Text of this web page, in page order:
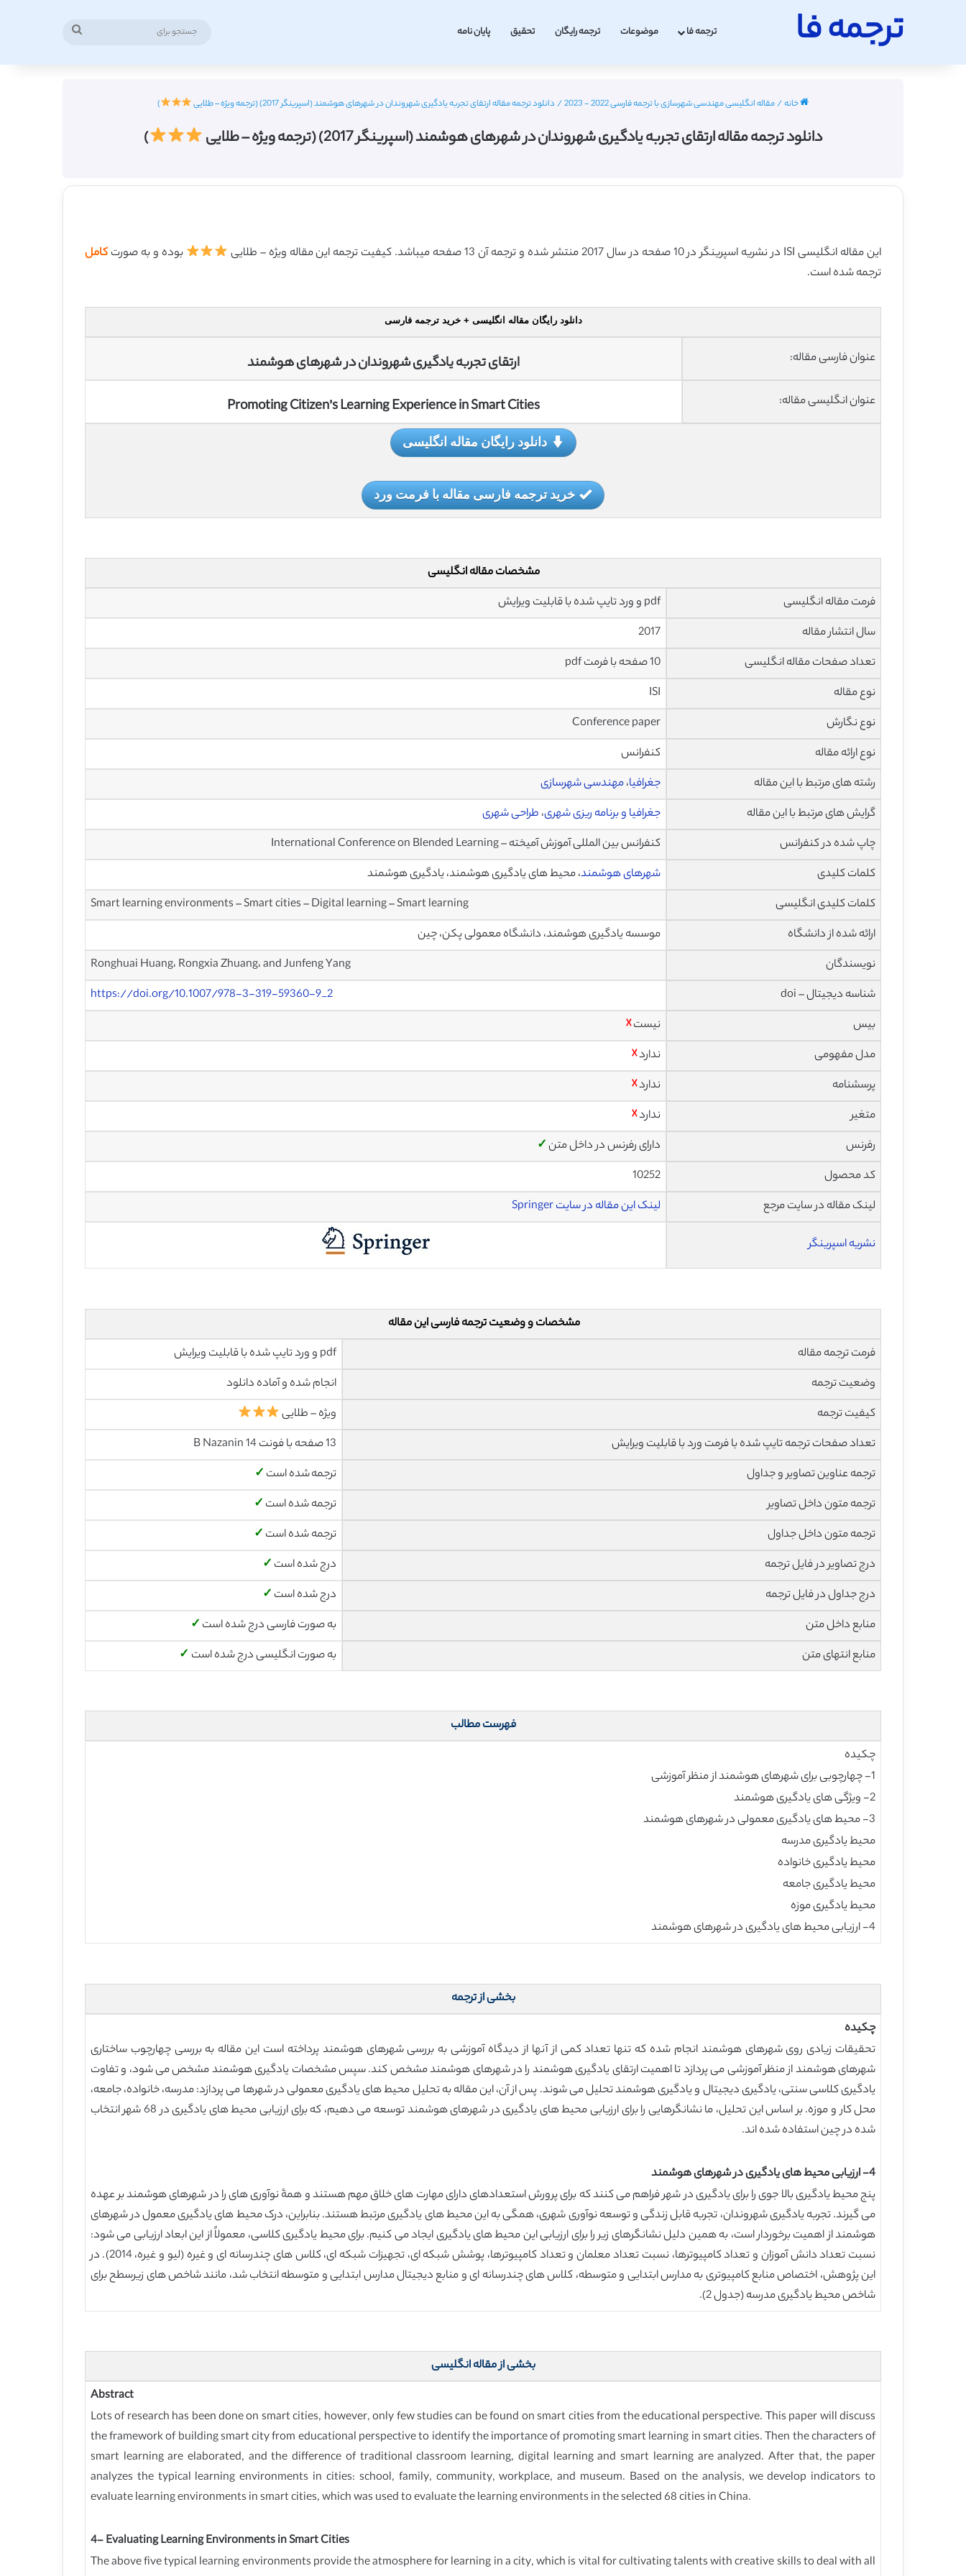
ترجمه فا ترجمه فا موضوعات ترجمه رایگان تحقیق پایان نامه
خانه/مقاله انگلیسی مهندسی شهرسازی با ترجمه فارسی 2022 - 2023 / دانلود ترجمه مقاله ارتقای تجربه یادگیری شهروندان در شهرهای هوشمند (اسپرینگر 2017) (ترجمه ویژه – طلایی )
دانلود ترجمه مقاله ارتقای تجربه یادگیری شهروندان در شهرهای هوشمند (اسپرینگر 2017) (ترجمه ویژه – طلایی )
این مقاله انگلیسی ISI در نشریه اسپرینگر در 10 صفحه در سال 2017 منتشر شده و ترجمه آن 13 صفحه میباشد. کیفیت ترجمه این مقاله ویژه – طلایی بوده و به صورت کامل
ترجمه شده است.
دانلود رایگان مقاله انگلیسی + خرید ترجمه فارسی
عنوان فارسی مقاله: ارتقای تجربه یادگیری شهروندان در شهرهای هوشمند
عنوان انگلیسی مقاله: Promoting Citizen’s Learning Experience in Smart Cities
دانلود رایگان مقاله انگلیسی
خرید ترجمه فارسی مقاله با فرمت ورد
مشخصات مقاله انگلیسی
فرمت مقاله انگلیسی
pdf و ورد تایپ شده با قابلیت ویرایش
سال انتشار مقاله
2017
تعداد صفحات مقاله انگلیسی
10 صفحه با فرمت pdf
نوع مقاله
ISI
نوع نگارش
Conference paper
نوع ارائه مقاله
کنفرانس
رشته های مرتبط با این مقاله
جغرافیا،مهندسی شهرسازی
گرایش های مرتبط با این مقاله
جغرافیا و برنامه ریزی شهری، طراحی شهری
چاپ شده در کنفرانس
کنفرانس بین المللی آموزش آمیخته – International Conference on Blended Learning
کلمات کلیدی
شهرهای هوشمند، محیط های یادگیری هوشمند، یادگیری هوشمند
کلمات کلیدی انگلیسی
Smart learning environments – Smart cities – Digital learning – Smart learning
ارائه شده از دانشگاه
موسسه یادگیری هوشمند، دانشگاه معمولی پکن، چین
نویسندگان
Ronghuai Huang، Rongxia Zhuang، and Junfeng Yang
شناسه دیجیتال – doi
https://doi.org/10.1007/978-3-319-59360-9_2
بیس
نیست☓
مدل مفهومی
ندارد☓
پرسشنامه
ندارد☓
متغیر
ندارد☓
رفرنس
دارای رفرنس در داخل متن✓
کد محصول
10252
لینک مقاله در سایت مرجع
لینک این مقاله در سایت Springer
نشریه اسپرینگر
مشخصات و وضعیت ترجمه فارسی این مقاله
فرمت ترجمه مقاله
pdf و ورد تایپ شده با قابلیت ویرایش
وضعیت ترجمه
انجام شده و آماده دانلود
کیفیت ترجمه
ویژه – طلایی
تعداد صفحات ترجمه تایپ شده با فرمت ورد با قابلیت ویرایش
13 صفحه با فونت 14 B Nazanin
ترجمه عناوین تصاویر و جداول
ترجمه شده است ✓
ترجمه متون داخل تصاویر
ترجمه شده است ✓
ترجمه متون داخل جداول
ترجمه شده است ✓
درج تصاویر در فایل ترجمه
درج شده است ✓
درج جداول در فایل ترجمه
درج شده است ✓
منابع داخل متن
به صورت فارسی درج شده است ✓
منابع انتهای متن
به صورت انگلیسی درج شده است ✓
فهرست مطالب
چکیده
1- چهارچوبی برای شهرهای هوشمند از منظر آموزشی
2- ویژگی های یادگیری هوشمند
3- محیط های یادگیری معمولی در شهرهای هوشمند
محیط یادگیری مدرسه
محیط یادگیری خانواده
محیط یادگیری جامعه
محیط یادگیری موزه
4- ارزیابی محیط های یادگیری در شهرهای هوشمند
بخشی از ترجمه
چکیده
تحقیقات زیادی روی شهرهای هوشمند انجام شده که تنها تعداد کمی از آنها از دیدگاه آموزشی به بررسی شهرهای هوشمند پرداخته است این مقاله به بررسی چهارچوب ساختاری
شهرهای هوشمند از منظر آموزشی می پردازد تا اهمیت ارتقای یادگیری هوشمند را در شهرهای هوشمند مشخص کند. سپس مشخصات یادگیری هوشمند مشخص می شود، و تفاوت
یادگیری کلاسی سنتی، یادگیری دیجیتال و یادگیری هوشمند تحلیل می شوند. پس از آن، این مقاله به تحلیل محیط های یادگیری معمولی در شهرها می پردازد: مدرسه، خانواده، جامعه،
محل کار و موزه. بر اساس این تحلیل، ما نشانگرهایی را برای ارزیابی محیط های یادگیری در شهرهای هوشمند توسعه می دهیم، که برای ارزیابی محیط های یادگیری در 68 شهر انتخاب
شده در چین استفاده شده اند.
4- ارزیابی محیط های یادگیری در شهرهای هوشمند
پنج محیط یادگیری بالا جوی را برای یادگیری در شهر فراهم می کنند که برای پرورش استعدادهای دارای مهارت های خلاق مهم هستند و همۀ نوآوری های را در شهرهای هوشمند بر عهده
می گیرند. تجربه یادگیری شهروندان، تجربه قابل زندگی و توسعه نوآوری شهری، همگی به این محیط های یادگیری مرتبط هستند. بنابراین، درک محیط های یادگیری معمول در شهرهای
هوشمند از اهمیت برخوردار است، به همین دلیل نشانگرهای زیر را برای ارزیابی این محیط های یادگیری ایجاد می کنیم. برای محیط یادگیری کلاسی، معمولاً از این ابعاد ارزیابی می شود:
نسبت تعداد دانش آموزان و تعداد کامپیوترها، نسبت تعداد معلمان و تعداد کامپیوترها، پوشش شبکه ای، تجهیزات شبکه ای، کلاس های چندرسانه ای و غیره (لیو و غیره، 2014). در
این پژوهش، اختصاص منابع کامپیوتری به مدارس ابتدایی و متوسطه، کلاس های چندرسانه ای و منابع دیجیتال مدارس ابتدایی و متوسطه انتخاب شد، مانند شاخص های زیرسطح برای
شاخص محیط یادگیری مدرسه (جدول 2).
بخشی از مقاله انگلیسی
Abstract
Lots of research has been done on smart cities, however, only few studies can be found on smart cities from the educational perspective. This paper will discuss
the framework of building smart city from educational perspective to identify the importance of promoting smart learning in smart cities. Then the characters of
smart learning are elaborated, and the difference of traditional classroom learning, digital learning and smart learning are analyzed. After that, the paper
analyzes the typical learning environments in cities: school, family, community, workplace, and museum. Based on the analysis, we develop indicators to
evaluate learning environments in smart cities, which was used to evaluate the learning environments in the selected 68 cities in China.
4- Evaluating Learning Environments in Smart Cities
The above five typical learning environments provide the atmosphere for learning in a city, which is vital for cultivating talents with creative skills to deal with all